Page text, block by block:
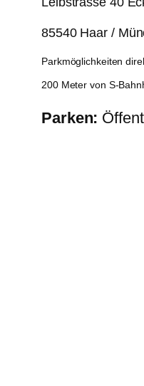
85540 Haar /
Parkmöglichkeiten
200 Meter von S-
Parken: